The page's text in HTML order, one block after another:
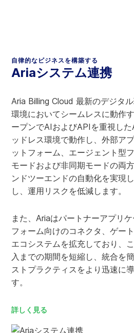
自律的なビジネスを構築する
Ariaシステム連携
Aria Billing Cloud 最新のデジタ
環境においてシームレスに動作
ープンでAIおよびAPIを重視し
ッドレス環境で動作し、外部ア
ットフォーム、エージェント型
モードおよび非同期モードの両
ンドツーエンドの自動化を実現
し、運用リスクを低減します。
また、Ariaはパートナーアプリ
フォーム向けのコネクタ、ゲー
エコシステムを拡充しており、
入までの期間を短縮し、統合を
ストプラクティスをより迅速に
す。
詳しく見る